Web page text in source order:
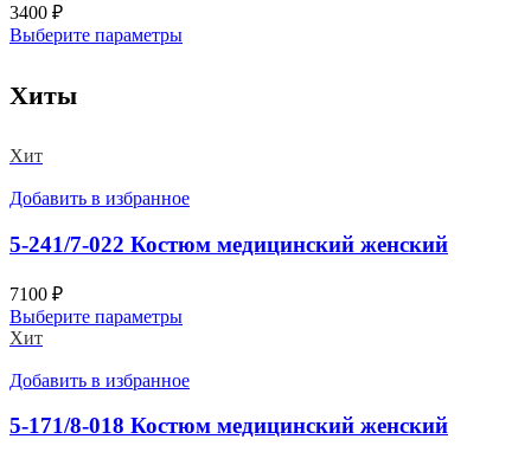
3400 ₽
Выберите параметры
Хиты
Хит
Добавить в избранное
5-241/7-022 Костюм медицинский женский
7100 ₽
Выберите параметры
Хит
Добавить в избранное
5-171/8-018 Костюм медицинский женский